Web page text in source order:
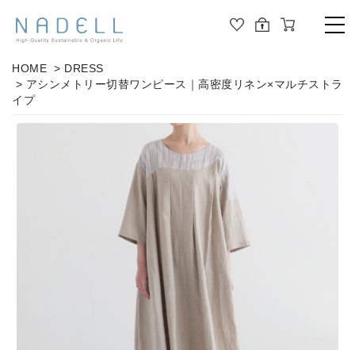
TOP
PRODUCT
CUT&SEWN
SHIRT / BLOUSE
PANTS / LEGGINS
ORGANIC COTTON
HOME > DRESS
> アシンメトリー切替ワンピース｜高密度リネン×マルチストラ
イプ